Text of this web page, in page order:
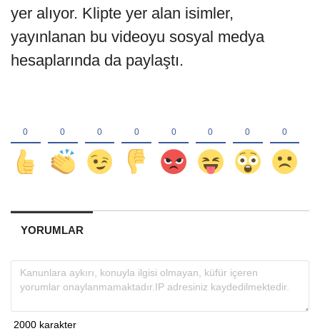
yer alıyor. Klipte yer alan isimler,
yayınlanan bu videoyu sosyal medya
hesaplarında da paylaştı.
YORUMLAR